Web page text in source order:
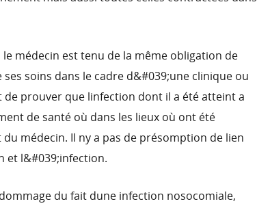
médecin est tenu de la même obligation de
soins dans le cadre d&#039;une clinique ou
de prouver que linfection dont il a été atteint a
de santé où dans les lieux où ont été
médecin. Il ny a pas de présomption de lien
et l&#039;infection.
du fait dune infection nosocomiale,